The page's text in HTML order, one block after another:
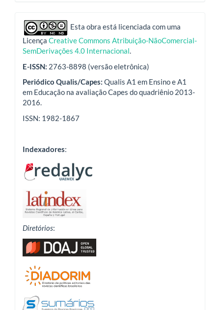
indexadoresEsta obra está licenciada com uma
Licença Creative Commons Atribuição-NãoComercial-
SemDerivações 4.0 Internacional.
E-ISSN: 2763-8898 (versão eletrônica)
Periódico Qualis/Capes: Qualis A1 em Ensino e A1
em Educação na avaliação Capes do quadriênio 2013-
2016.
ISSN: 1982-1867
Indexadores:
Diretórios: